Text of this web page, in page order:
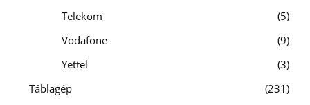
Telekom
5
Vodafone
9
Yettel
3
Táblagép
231